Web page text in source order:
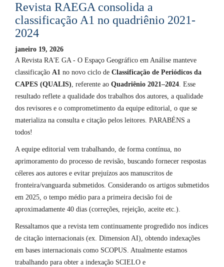
Revista RAEGA consolida a
classificação A1 no quadriênio 2021-
2024
janeiro 19, 2026
A Revista RA'E GA - O Espaço Geográfico em Análise manteve
classificação A1 no novo ciclo de Classificação de Periódicos da
CAPES (QUALIS), referente ao Quadriênio 2021–2024. Esse
resultado reflete a qualidade dos trabalhos dos autores, a qualidade
dos revisores e o comprometimento da equipe editorial, o que se
materializa na consulta e citação pelos leitores. PARABÉNS a
todos!
A equipe editorial vem trabalhando, de forma contínua, no
aprimoramento do processo de revisão, buscando fornecer respostas
céleres aos autores e evitar prejuízos aos manuscritos de
fronteira/vanguarda submetidos. Considerando os artigos submetidos
em 2025, o tempo médio para a primeira decisão foi de
aproximadamente 40 dias (correções, rejeição, aceite etc.).
Ressaltamos que a revista tem continuamente progredido nos índices
de citação internacionais (ex. Dimension AI), obtendo indexações
em bases internacionais como SCOPUS. Atualmente estamos
trabalhando para obter a indexação SCIELO e